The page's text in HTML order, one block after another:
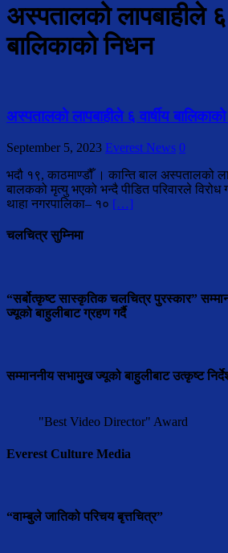
अस्पतालको लापबाहीले ६
बालिकाको निधन
अस्पतालको लापबाहीले ६ वार्षीय
September 5, 2023 Everest News 0
भदौ १९, काठमाण्डौँ । कान्ति बाल अस्पतालको
बालकको मृत्यु भएको भन्दै पीडित परिवारले
थाहा नगरपालिका– १० […]
चलचित्र सुम्निमा
“सर्बोत्कृष्ट सास्कृतिक चलचित्र पुरस्कार” सम्मान
ज्यूको बाहुलीबाट ग्रहण गर्दै
सम्माननीय सभामुुख ज्यूको बाहुलीबाट उत्कृष्ट
"Best Video Director" Award
Everest Culture Media
“वाम्बुले जातिको परिचय बृत्तचित्र”